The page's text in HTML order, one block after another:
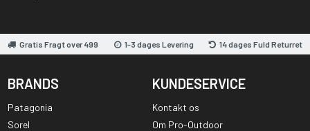
Gratis Fragt over 499 1-3 dages Levering 14 dages Fuld Returret
BRANDS
Patagonia
Sorel
KUNDESERVICE
Kontakt os
Om Pro-Outdoor